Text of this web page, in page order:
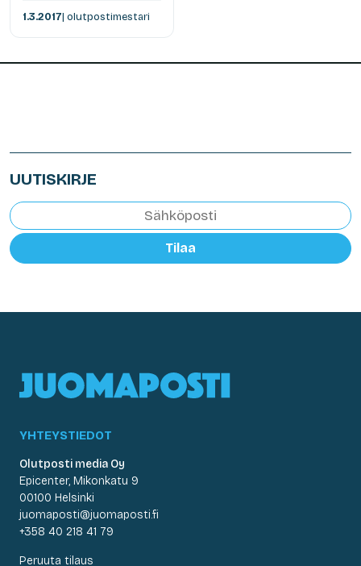
1.3.2017| olutpostimestari
UUTISKIRJE
Tilaa
YHTEYSTIEDOT
Olutposti media Oy
Epicenter, Mikonkatu 9
00100 Helsinki
juomaposti@juomaposti.fi
+358 40 218 41 79
Peruuta tilaus